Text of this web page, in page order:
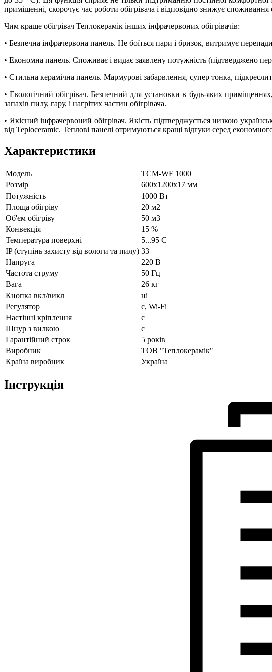
приміщенні, скорочує час роботи обігрівача і відповідно знижує
Чим краще обігрівач Теплокерамік інших інфрачервоних обігрівачів:
• Безпечна інфрачервона панель. Не боїться пари і бризок, витримує
• Економна панель. Споживає і видає заявлену потужність (підтверджено
• Стильна керамічна панель. Мармурові забарвлення, супер тонка,
• Екологічний обігрівач. Безпечний для установки в будь-яких
запахів пилу, гару, і нагрітих частин обігрівача.
• Якісний інфрачервоний обігрівач. Якість підтверджується низкою
від Teploceramic. Теплові панелі отримуються кращі відгуки серед
Характеристики
Модель
ТСМ-WF 1000
Рoзмір
600х1200х17 мм
Потужність
1000 Вт
Площа обігріву
20 м2
Об'єм обігріву
50 м3
Конвекція
15 %
Температура поверхні
5...95 С
IP (ступінь захисту від вологи та пилу) 33
Напруга
220 В
Частота струму
50 Гц
Вага
26 кг
Кнопка вкл/викл
ні
Регулятор
є, Wi-Fi
Настінні кріплення
є
Шнур з вилкою
є
Гарантійний строк
5 років
Виробник
ТОВ "Теплокерамік"
Країна виробник
Україна
Інструкція